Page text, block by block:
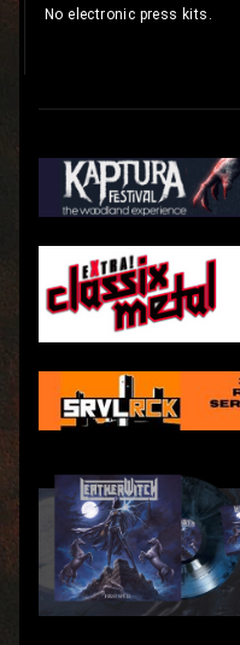
No electronic press kits.